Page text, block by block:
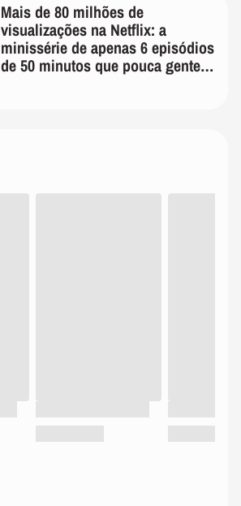
Mais de 80 milhões de
visualizações na Netflix: a
minissérie de apenas 6 episódios
de 50 minutos que pouca gente